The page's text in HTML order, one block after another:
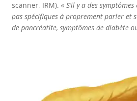
scanner, IRM). « S’il y a des
pas spécifiques à proprement parler et
de pancréatite, symptômes de diabète